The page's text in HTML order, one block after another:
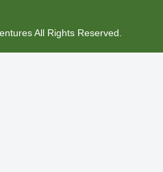
All Rights Reserved.